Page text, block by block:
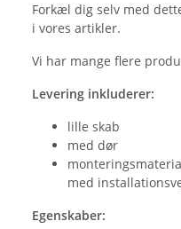
Forkæl dig selv med
i vores artikler.
Vi har mange flere
Levering inkluderer:
lille skab
med dør
med
Egenskaber: